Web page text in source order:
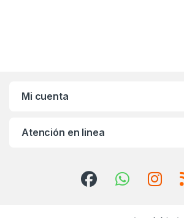
Mi cuenta
Atención en linea